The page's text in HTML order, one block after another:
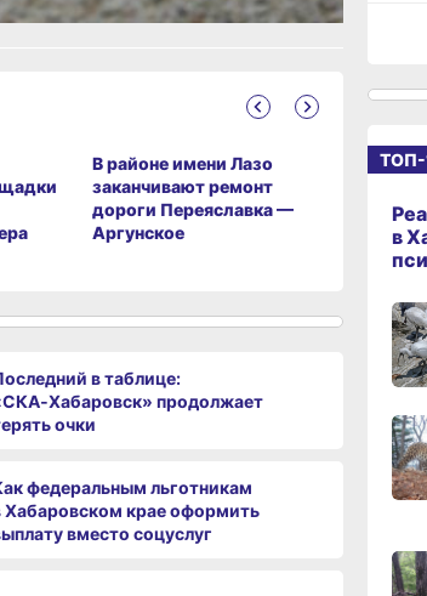
В районе имени Лазо
заканчивают ремонт
дороги Переяславка —
Аргунское
Тысячи
в таблице:
продолжает
очки
федеральным льготникам
Хабаровском крае оформить
вместо соцуслуг
11:14,
ТОП-
в